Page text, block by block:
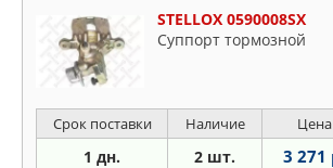
STELLOX 0590008SX
Суппорт тормозной
Срок поставки Наличие Цена
1 дн. 2 шт. 3 271